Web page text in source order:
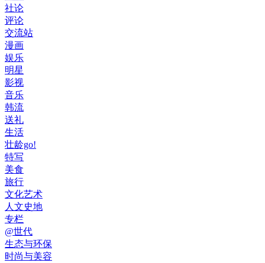
社论
评论
交流站
漫画
娱乐
明星
影视
音乐
韩流
送礼
生活
壮龄go!
特写
美食
旅行
文化艺术
人文史地
专栏
@世代
生态与环保
时尚与美容